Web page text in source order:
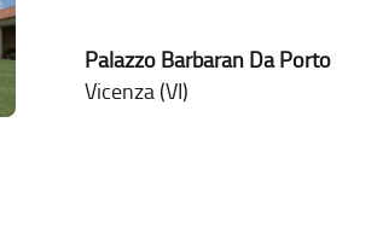
Palazzo Barbaran Da Porto
Vicenza (VI)